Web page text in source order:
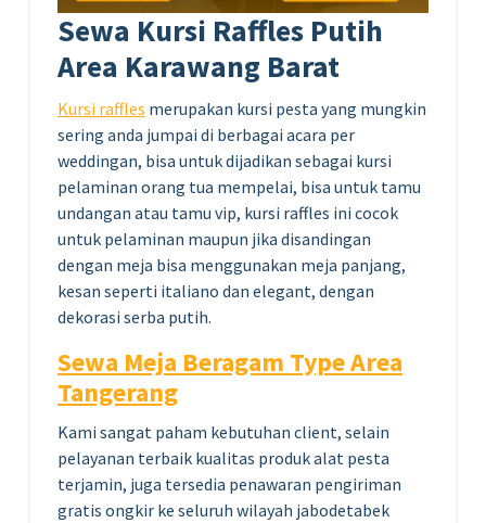
Sewa Kursi Raffles Putih
Area Karawang Barat
Kursi raffles merupakan kursi pesta yang mungkin
sering anda jumpai di berbagai acara per
weddingan, bisa untuk dijadikan sebagai kursi
pelaminan orang tua mempelai, bisa untuk tamu
undangan atau tamu vip, kursi raffles ini cocok
untuk pelaminan maupun jika disandingan
dengan meja bisa menggunakan meja panjang,
kesan seperti italiano dan elegant, dengan
dekorasi serba putih.
Sewa Meja Beragam Type Area
Tangerang
Kami sangat paham kebutuhan client, selain
pelayanan terbaik kualitas produk alat pesta
terjamin, juga tersedia penawaran pengiriman
gratis ongkir ke seluruh wilayah jabodetabek